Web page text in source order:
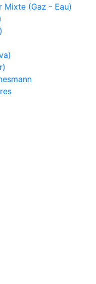
Mixte (Gaz - Eau)